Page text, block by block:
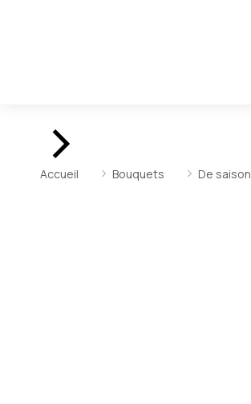
Vous êtes ici :
Accueil Bouquets De saison